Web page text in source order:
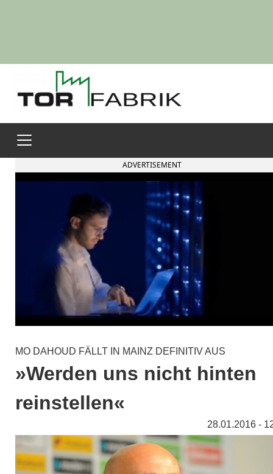
ADVERTISEMENT
MO DAHOUD FÄLLT IN MAINZ DEFINITIV AUS
»Werden uns nicht hinten
reinstellen«
28.01.2016 -